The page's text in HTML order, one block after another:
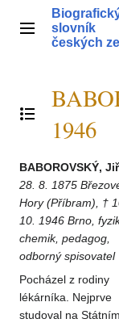
obsahHlavní menu
slovník
českých
Přepnout obsah
1946
BABOROVSKÝ,
28. 8. 1875
Hory (Příbram), †
10. 1946 Brno,
chemik, pedagog,
odborný spisovatel
Pocházel z rodiny
lékárníka. Nejprve
studoval na Státním